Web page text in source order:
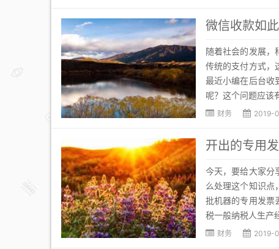
微信收款如
随着社会的发展，
传统的支付方式，
最近小编在后台收
呢？这个问题应该
财务 2019-
开出的专用
今天，要给大家分
么处理这个知识点
批机器的专用发票
税一般纳税人生产
财务 2019-